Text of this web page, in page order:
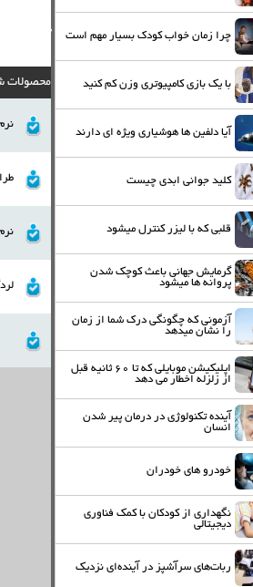
چرا زمان خواب کودک بسیار مهم است
با یک بازی کامپیوتری وزن کم کنید
آیا دلفین ها هوشیاری ویژه ای دارند
کلید جوانی ابدی چیست
قلبی که با لیزر کنترل میشود
گرمایش جهانی باعث کوچک شدن
پروانه ها میشود
آزمونی که چگونگی درک شما از زمان
را نشان میدهد
اپلیکیشن موبایلی که تا 60 ثانیه قبل
از زلزله اخطار می دهد
آینده تکنولوژی در درمان پیر شدن
انسان
خودرو های خودران
نگهداری از کودکان با کمک فناوری
دیجیتالی
ربات‌های سرآشپز در آینده‌ای نزدیک
محصولات